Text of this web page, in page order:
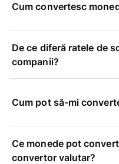
Cum convertesc
De ce diferă ratele de
companii?
Cum pot să-mi
Ce monede pot
convertor valutar?